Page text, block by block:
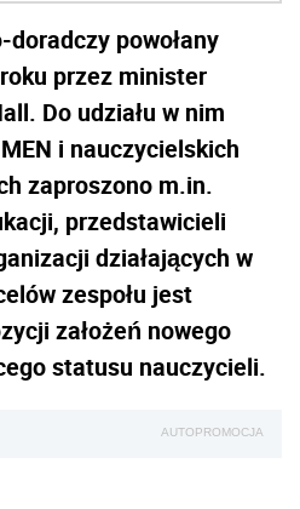
doradczy powołany
przez minister
Do udziału w nim
i nauczycielskich
zaproszono m.in.
przedstawicieli
działających w
zespołu jest
założeń nowego
statusu nauczycieli.
AUTOPROMOCJA